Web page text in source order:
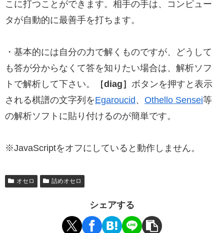
こに打つことができます。相手の手は、コンピュー
タが自動的に最善手を打ちます。
・基本的には自分の力で解くものですが、どうして
も答が分からなくて答を知りたい場合は、解析ソフ
トで解析して下さい。
［diag］ ボタンを押すと表示
される棋譜の文字列をEgaroucid、 Othello Sensei等
の解析ソフトに貼り付けるのが簡単です。
※JavaScriptをオフにしていると動作しません。
オセロ 詰めオセロ
シェアする